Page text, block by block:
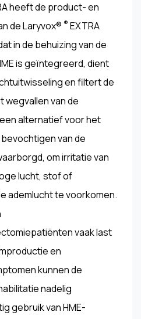
heeft de product- en
de Laryvox® ® EXTRA
in de behuizing van de
is geïntegreerd, dient
en filtert de
wegvallen van de
alternatief voor het
van de
om irritatie van
lucht, stof of
ademlucht te voorkomen.
vaak last
en
kunnen de
nadelig
gebruik van HME-